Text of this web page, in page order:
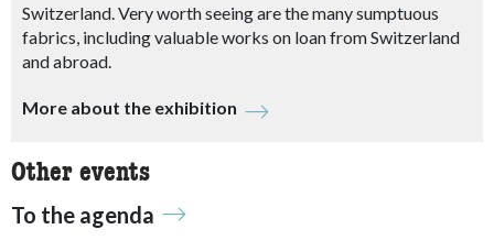
Switzerland. Very worth seeing are the many sumptuous
fabrics, including valuable works on loan from Switzerland
and abroad.
More about the exhibition
Other events
To the agenda